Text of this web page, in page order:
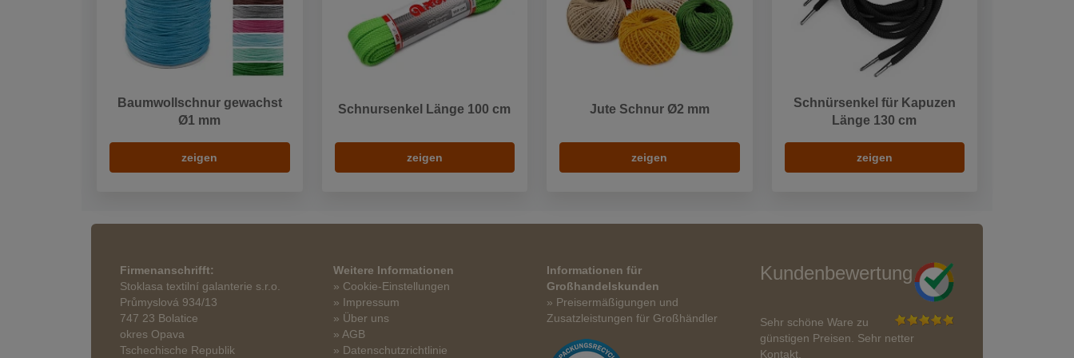
Baumwollschnur gewachst
Ø1 mm
zeigen
Schnursenkel Länge 100 cm
zeigen
Jute Schnur Ø2 mm
zeigen
Schnürsenkel für Kapuzen
Länge 130 cm
zeigen
Firmenanschrifft:
Stoklasa textilní galanterie s.r.o.
Průmyslová 934/13
747 23 Bolatice
okres Opava
Tschechische Republik
Weitere Informationen
» Cookie-Einstellungen
» Impressum
» Über uns
» AGB
» Datenschutzrichtlinie
Informationen für
Großhandelskunden
» Preisermäßigungen und
Zusatzleistungen für Großhändler
Kundenbewertung
Sehr schöne Ware zu
günstigen Preisen. Sehr netter
Kontakt.